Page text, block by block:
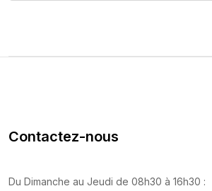
Contactez-nous
Du Dimanche au Jeudi de 08h30 à 16h30 :